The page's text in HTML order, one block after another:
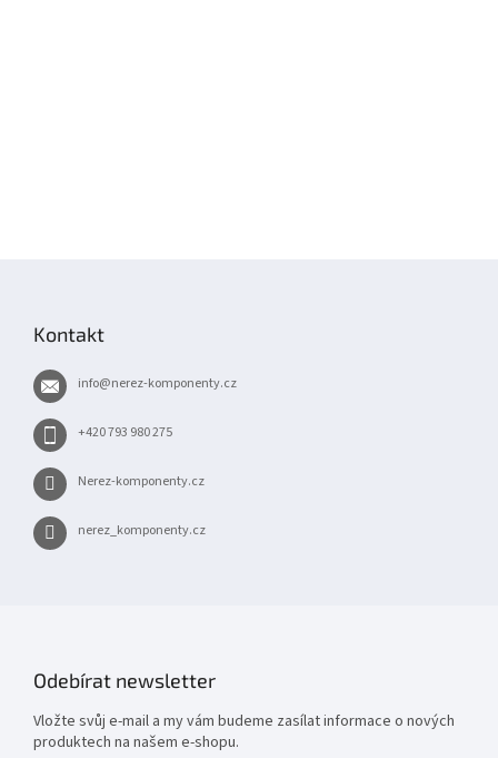
Kontakt
info@nerez-komponenty.cz
+420 793 980 275
Nerez-komponenty.cz
nerez_komponenty.cz
Odebírat newsletter
Vložte svůj e-mail a my vám budeme zasílat informace o nových
produktech na našem e-shopu.